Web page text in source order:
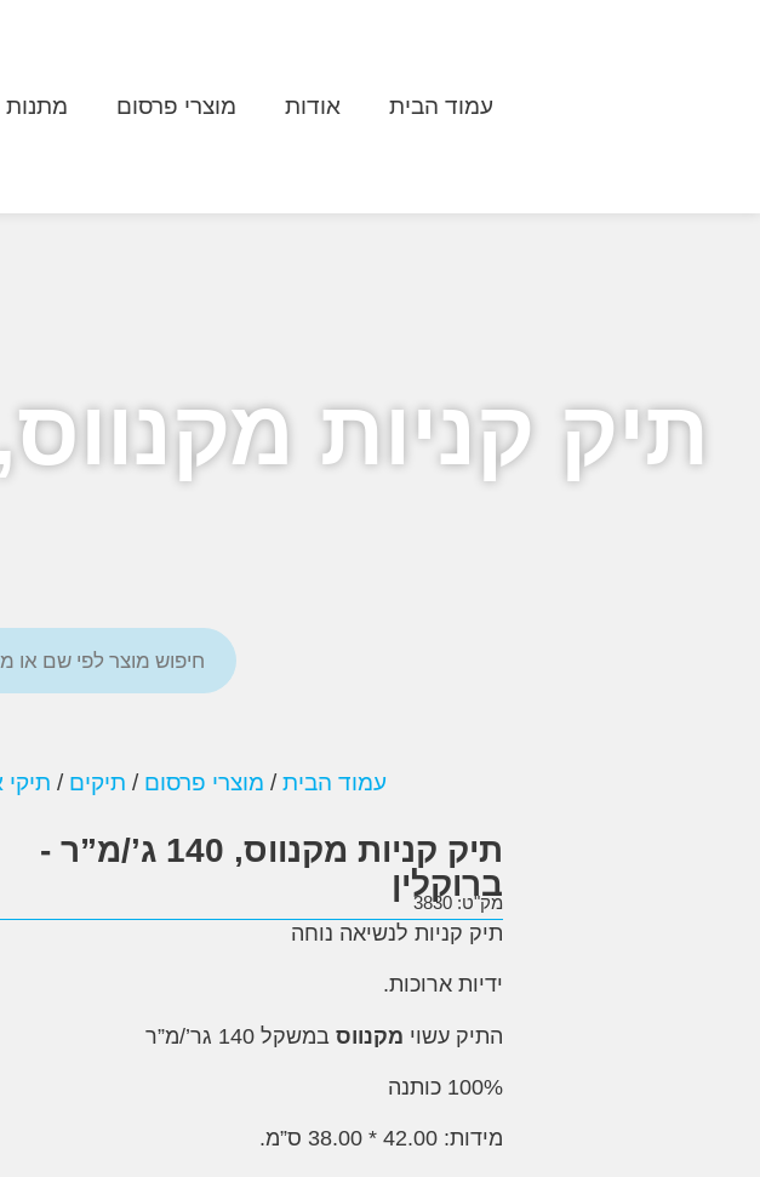
עמוד הבית אודות מוצרי פרסום מתנות
תיק קניות מקנווס, 140 ג’/מ”ר -
עמוד הבית/ מוצרי פרסום / תיקים / תיקי
תיק קניות מקנווס, 140 ג’/מ”ר -
ברוקלין
מק"ט: 3830
תיק קניות לנשיאה נוחה
ידיות ארוכות.
התיק עשוי מקנווסבמשקל 140 גר’/מ”ר
100% כותנה
מידות: 42.00 * 38.00 ס”מ.